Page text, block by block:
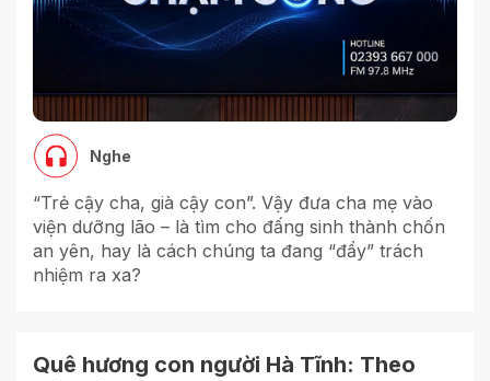
Nghe
“Trẻ cậy cha, già cậy con”. Vậy đưa cha mẹ vào
viện dưỡng lão – là tìm cho đấng sinh thành chốn
an yên, hay là cách chúng ta đang “đẩy” trách
nhiệm ra xa?
Quê hương con người Hà Tĩnh: Theo